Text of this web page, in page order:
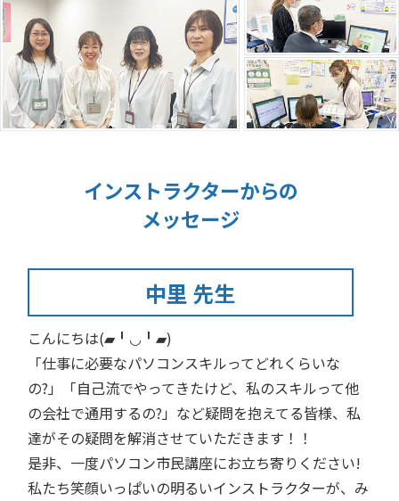
インストラクターからの
メッセージ
中里 先生
こんにちは(▰╹◡╹▰)
「仕事に必要なパソコンスキルってどれくらいな
の?」「自己流でやってきたけど、私のスキルって他
の会社で通用するの?」など疑問を抱えてる皆様、私
達がその疑問を解消させていただきます！！
是非、一度パソコン市民講座にお立ち寄りください!
私たち笑顔いっぱいの明るいインストラクターが、み